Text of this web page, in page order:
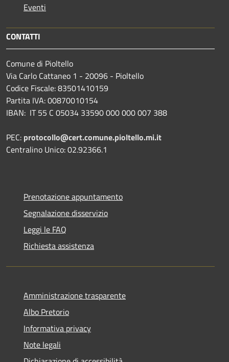
Eventi
CONTATTI
Comune di Pioltello
Via Carlo Cattaneo 1 - 20096 - Pioltello
Codice Fiscale: 83501410159
Partita IVA: 00870010154
IBAN: IT 55 C 05034 33590 000 000 007 388
PEC: protocollo@cert.comune.pioltello.mi.it
Centralino Unico: 02.92366.1
Prenotazione appuntamento
Segnalazione disservizio
Leggi le FAQ
Richiesta assistenza
Amministrazione trasparente
Albo Pretorio
Informativa privacy
Note legali